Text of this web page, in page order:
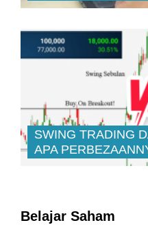
SWING TRADING
APA
Belajar Saham